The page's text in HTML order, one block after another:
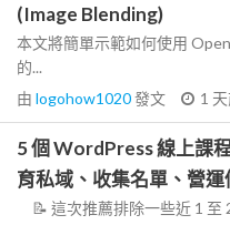
(Image Blending)
本文將簡單示範如何使用
的...
由 logohow1020發文 1
5 個 WordPress 線上課
育私域、收集名單、營
📝 這次推薦排除一些近 1 至